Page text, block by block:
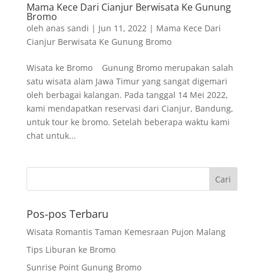
Mama Kece Dari Cianjur Berwisata Ke Gunung
Bromo
oleh anas sandi | Jun 11, 2022| Mama Kece Dari
Cianjur Berwisata Ke Gunung Bromo
Wisata ke Bromo Gunung Bromo merupakan salah
satu wisata alam Jawa Timur yang sangat digemari
oleh berbagai kalangan. Pada tanggal 14 Mei 2022,
kami mendapatkan reservasi dari Cianjur, Bandung,
untuk tour ke bromo. Setelah beberapa waktu kami
chat untuk...
Pos-pos Terbaru
Wisata Romantis Taman Kemesraan Pujon Malang
Tips Liburan ke Bromo
Sunrise Point Gunung Bromo